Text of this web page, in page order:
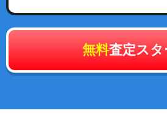
無料査定スタ